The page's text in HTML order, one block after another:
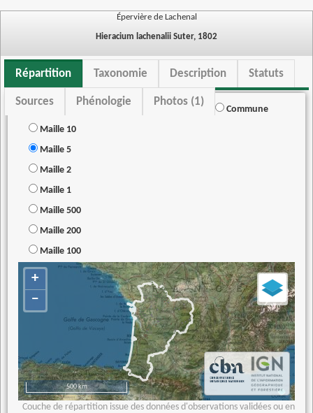
Épervière de Lachenal
Hieracium lachenalii Suter, 1802
Répartition Taxonomie Description Statuts
Sources Phénologie Photos (1)
Commune
Maille 10
Maille 5
Maille 2
Maille 1
Maille 500
Maille 200
Maille 100
+
−
500 km
Couche de répartition issue des données d'observations validées ou en